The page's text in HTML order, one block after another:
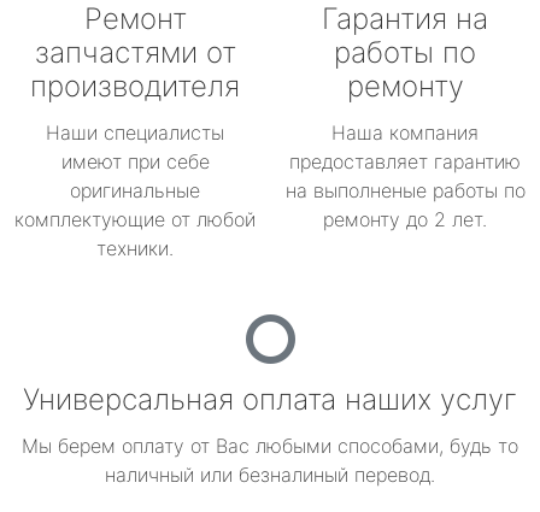
Ремонт
запчастями от
производителя
Наши специалисты
имеют при себе
оригинальные
комплектующие от любой
техники.
Гарантия на
работы по
ремонту
Наша компания
предоставляет гарантию
на выполненые работы по
ремонту до 2 лет.
Универсальная оплата наших услуг
Мы берем оплату от Вас любыми способами, будь то
наличный или безналиный перевод.